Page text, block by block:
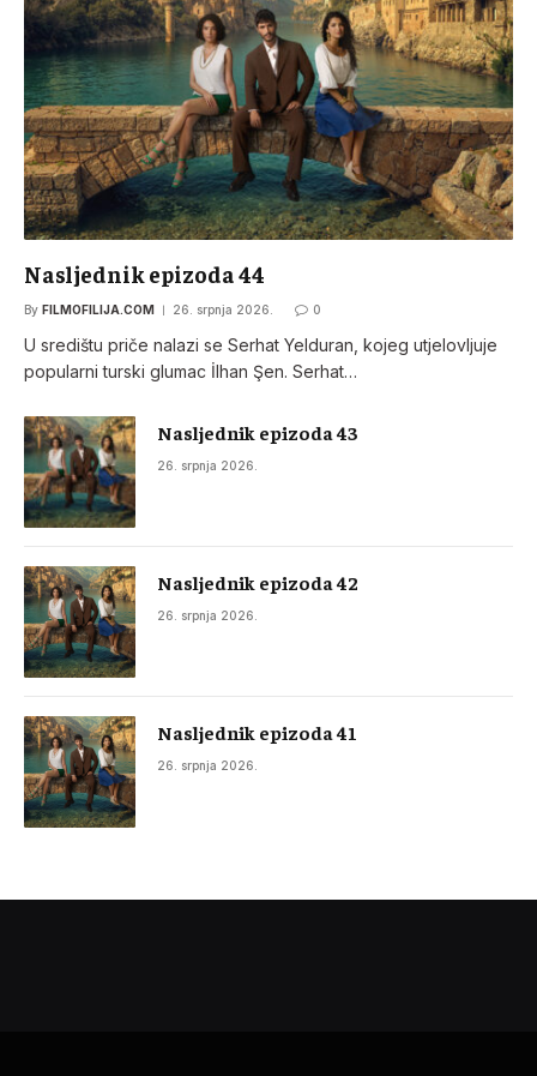
Nasljednik epizoda 44
By FILMOFILIJA.COM 26. srpnja 2026. 0
U središtu priče nalazi se Serhat Yelduran, kojeg utjelovljuje
popularni turski glumac İlhan Şen. Serhat…
Nasljednik epizoda 43
26. srpnja 2026.
Nasljednik epizoda 42
26. srpnja 2026.
Nasljednik epizoda 41
26. srpnja 2026.